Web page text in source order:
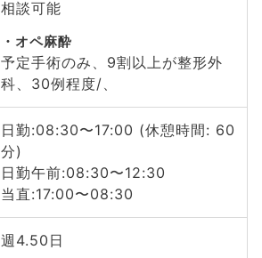
相談可能
オペ麻酔
予定手術のみ、9割以上が整形外
科、30例程度/、
日勤:08:30〜17:00 (休憩時間: 60
分)
日勤午前:08:30〜12:30
当直:17:00〜08:30
週4.50日